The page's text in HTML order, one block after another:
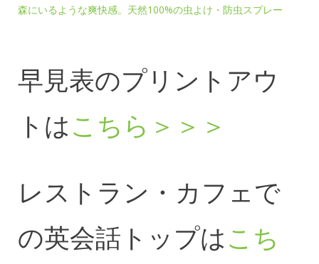
森にいるような爽快感。天然100%の虫よけ・防虫スプレー
早見表のプリントアウ
トはこちら＞＞＞
レストラン・カフェで
の英会話トップはこち